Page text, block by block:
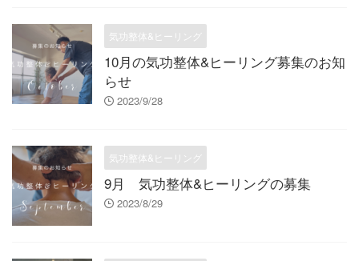
気功整体&ヒーリング
10月の気功整体&ヒーリング募集のお知
らせ
2023/9/28
気功整体&ヒーリング
9月 気功整体&ヒーリングの募集
2023/8/29